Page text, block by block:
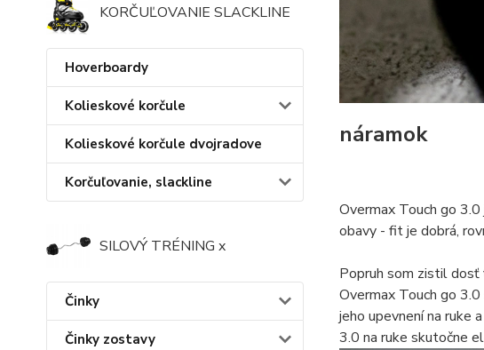
KORČUĽOVANIE SLACKLINE
Hoverboardy
Kolieskové korčule
Kolieskové korčule dvojradove
Korčuľovanie, slackline
SILOVÝ TRÉNING x
Činky
Činky zostavy
náramok
Overmax Touch go
obavy - fit je dobrá,
Popruh som zistil dosť
Overmax Touch go
jeho upevnení na ruke
3.0 na ruke skutočne